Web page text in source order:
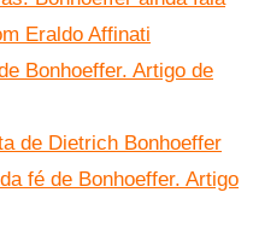
Eraldo Affinati
Bonhoeffer. Artigo de
de Dietrich Bonhoeffer
fé de Bonhoeffer. Artigo